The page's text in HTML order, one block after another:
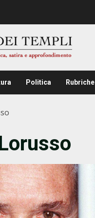
Politica Rubriche